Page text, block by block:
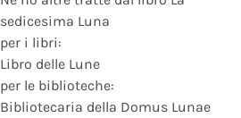
sedicesima Luna
per i libri:
Libro delle Lune
per le biblioteche:
Bibliotecaria della Domus Lunae